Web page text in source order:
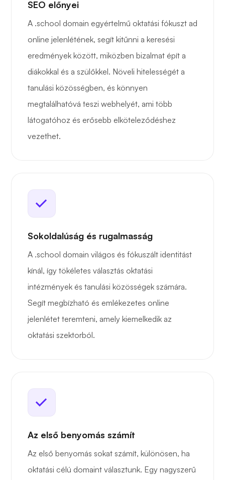
SEO előnyei
A .school domain egyértelmű oktatási fókuszt ad
online jelenlétének, segít kitűnni a keresési
eredmények között, miközben bizalmat épít a
diákokkal és a szülőkkel. Növeli hitelességét a
tanulási közösségben, és könnyen
megtalálhatóvá teszi webhelyét, ami több
látogatóhoz és erősebb elköteleződéshez
vezethet.
Sokoldalúság és rugalmasság
A .school domain világos és fókuszált identitást
kínál, így tökéletes választás oktatási
intézmények és tanulási közösségek számára.
Segít megbízható és emlékezetes online
jelenlétet teremteni, amely kiemelkedik az
oktatási szektorból.
Az első benyomás számít
Az első benyomás sokat számít, különösen, ha
oktatási célú domaint választunk. Egy nagyszerű